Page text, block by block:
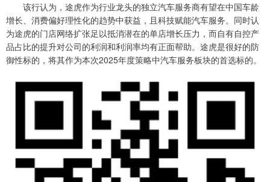
该行认为，途虎作为行业龙头的独立汽车服务商有望在中国车龄
增长、消费偏好理性化的趋势中获益，且科技赋能汽车服务。同时认
为途虎的门店网络扩张足以抵消潜在的单店增长压力，而自有自控产
品占比的提升对公司的利润和利润率均有正面帮助。途虎是很好的防
御性标的，将其作为本次2025年度策略中汽车服务板块的首选标的。